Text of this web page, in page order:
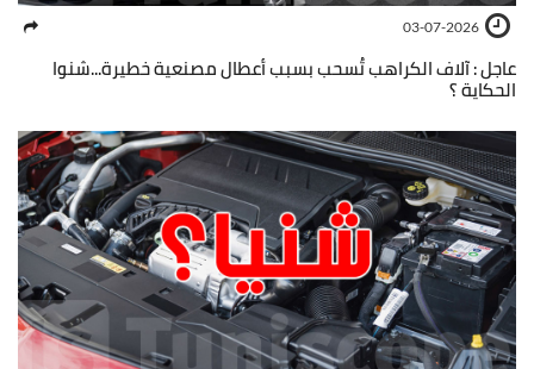
03-07-2026
عاجل : آلاف الكراهب تُسحب بسبب أعطال مصنعية خطيرة...شنوا
الحكاية ؟